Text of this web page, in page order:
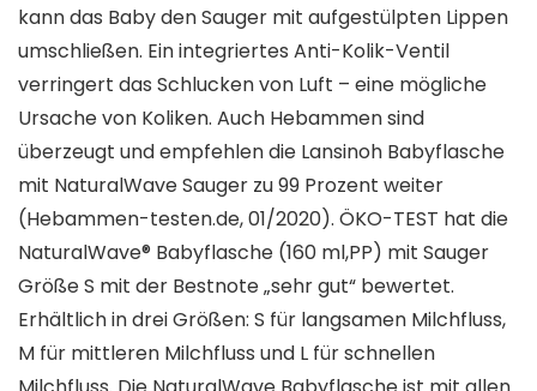
kann das Baby den Sauger mit aufgestülpten Lippen
umschließen. Ein integriertes Anti-Kolik-Ventil
verringert das Schlucken von Luft – eine mögliche
Ursache von Koliken. Auch Hebammen sind
überzeugt und empfehlen die Lansinoh Babyflasche
mit NaturalWave Sauger zu 99 Prozent weiter
(Hebammen-testen.de, 01/2020). ÖKO-TEST hat die
NaturalWave® Babyflasche (160 ml,PP) mit Sauger
Größe S mit der Bestnote „sehr gut“ bewertet.
Erhältlich in drei Größen: S für langsamen Milchfluss,
M für mittleren Milchfluss und L für schnellen